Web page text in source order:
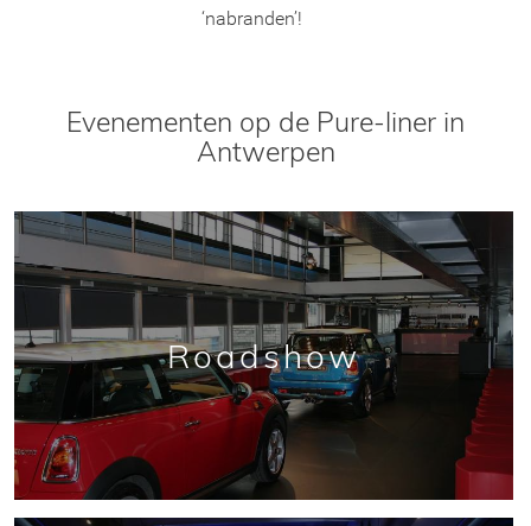
‘nabranden’!
Evenementen op de Pure-liner in
Antwerpen
Roadshow